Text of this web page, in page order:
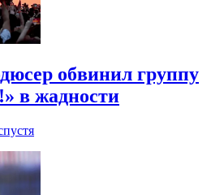
обвинил группу
в жадности